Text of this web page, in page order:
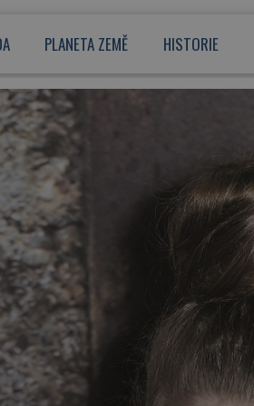
PLANETA ZEMĚ HISTORIE